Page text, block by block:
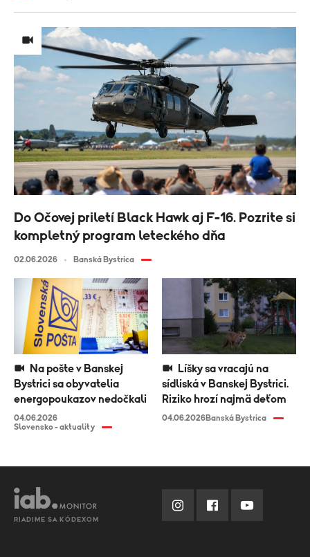
Bystrici sa obyvatelia
energopoukazov nedočkali
04.06.2026
Slovensko - aktuality
sídliská v Banskej Bystrici.
Riziko hrozí najmä deťom
04.06.2026Banská Bystrica
Do Očovej priletí Black Hawk aj F-16. Pozrite si
kompletný program leteckého dňa
02.06.2026 Banská Bystrica
RIADIME SA KÓDEXOM